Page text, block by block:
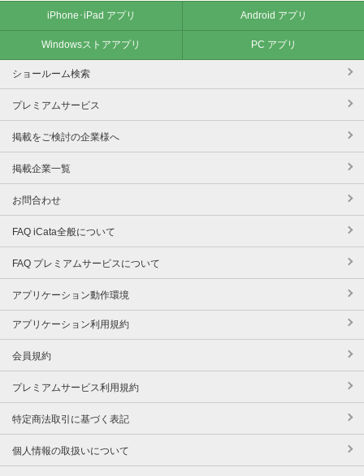
iPhone･iPad アプリ Android アプリ
Windowsストアアプリ PC アプリ
ショールーム検索
プレミアムサービス
掲載をご検討の企業様へ
掲載企業一覧
お問合わせ
FAQ iCata全般について
FAQ プレミアムサービスについて
アプリケーション動作環境
アプリケーション利用規約
会員規約
プレミアムサービス利用規約
特定商法取引に基づく表記
個人情報の取扱いについて